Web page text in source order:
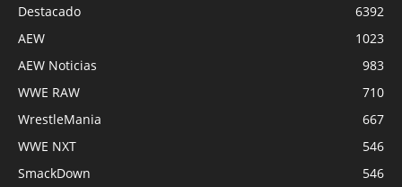
Destacado
6392
AEW
1023
AEW Noticias
983
WWE RAW
710
WrestleMania
667
WWE NXT
546
SmackDown
546